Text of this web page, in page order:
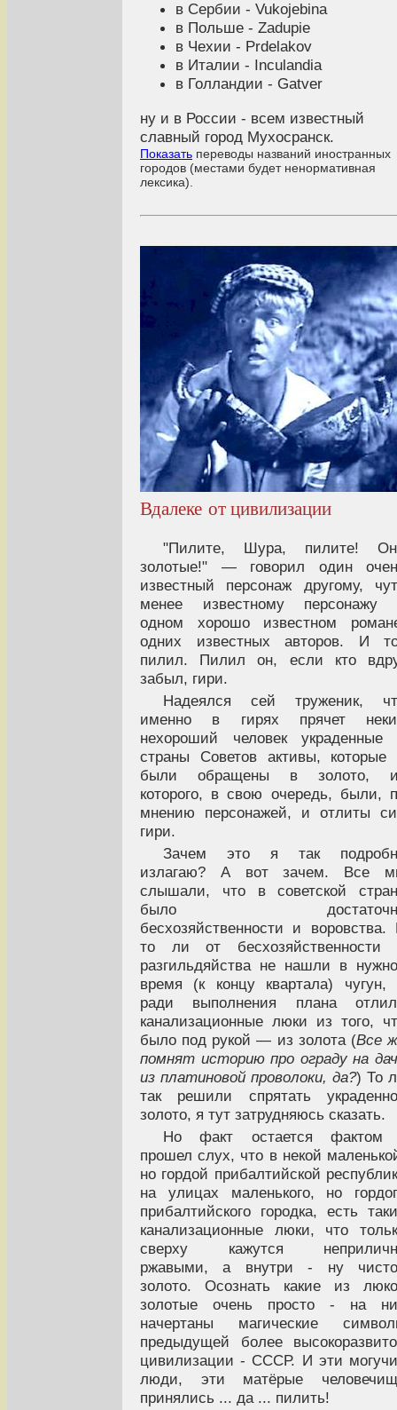
в Сербии - Vukojebina
в Польше - Zadupie
в Чехии - Prdelakov
в Италии - Inculandia
в Голландии - Gatver
ну и в России - всем известный
славный город Мухосранск.
Показать переводы названий иностранных
городов (местами будет ненормативная
лексика).
Вдалеке от цивилизации
"Пилите, Шура, пилите!
золотые!" — говорил один
известный персонаж другому,
менее известному персонажу
одном хорошо известном
одних известных авторов. И
пилил. Пилил он, если кто
забыл, гири.
Надеялся сей труженик,
именно в гирях прячет
нехороший человек украденные
страны Советов активы, которые
были обращены в золото,
которого, в свою очередь, были,
мнению персонажей, и отлиты
гири.
Зачем это я так
излагаю? А вот зачем. Все
слышали, что в советской
было
бесхозяйственности и воровства.
то ли от бесхозяйственности
разгильдяйства не нашли в
время (к концу квартала) чугун,
ради выполнения плана
канализационные люки из того,
было под рукой — из золота (Все
помнят историю про ограду на
из платиновой проволоки, да?) То
так решили спрятать
золото, я тут затрудняюсь сказать.
Но факт остается
прошел слух, что в некой
но гордой прибалтийской
на улицах маленького, но
прибалтийского городка, есть
канализационные люки, что
сверху кажутся
ржавыми, а внутри - ну
золото. Осознать какие из
золотые очень просто - на
начертаны магические
предыдущей более
цивилизации - СССР. И эти
люди, эти матёрые
принялись ... да ... пилить!